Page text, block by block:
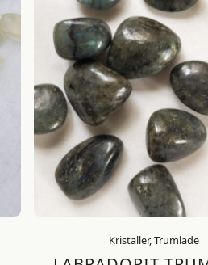
Kristaller, Trumlade